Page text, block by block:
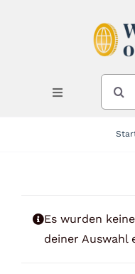
Toggle
Navigation
SUCHE
NACH:
Es wurden
deiner Auswahl